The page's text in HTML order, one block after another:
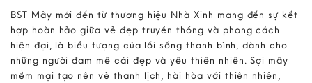
BST Mây mới đến từ thương hiệu Nhà Xinh mang đến sự kết
hợp hoàn hảo giữa vẻ đẹp truyền thống và phong cách
hiện đại, là biểu tượng của lối sống thanh bình, dành cho
những người đam mê cái đẹp và yêu thiên nhiên. Sợi mây
mềm mại tạo nên vẻ thanh lịch, hài hòa với thiên nhiên,